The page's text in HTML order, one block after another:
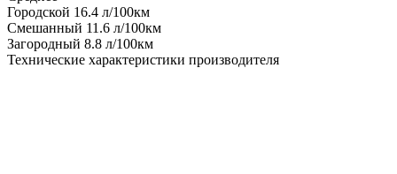
Городской 16.4 л/100км
Смешанный 11.6 л/100км
Загородный 8.8 л/100км
Технические характеристики производителя